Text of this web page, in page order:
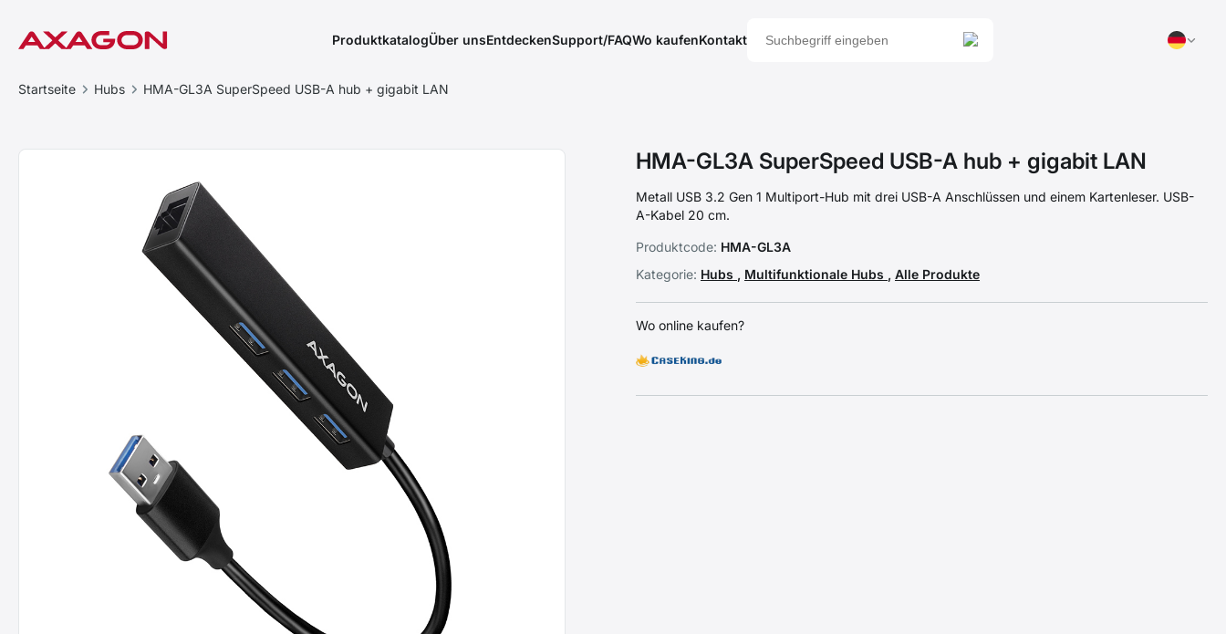
ProduktkatalogÜber unsEntdeckenSupport/FAQWo kaufenKontakt
Startseite Hubs HMA-GL3A SuperSpeed USB-A hub + gigabit LAN
HMA-GL3A SuperSpeed USB-A hub + gigabit LAN
Metall USB 3.2 Gen 1 Multiport-Hub mit drei USB-A Anschlüssen und einem Kartenleser. USB-
A-Kabel 20 cm.
Produktcode: HMA-GL3A
Kategorie: Hubs , Multifunktionale Hubs , Alle Produkte
Wo online kaufen?